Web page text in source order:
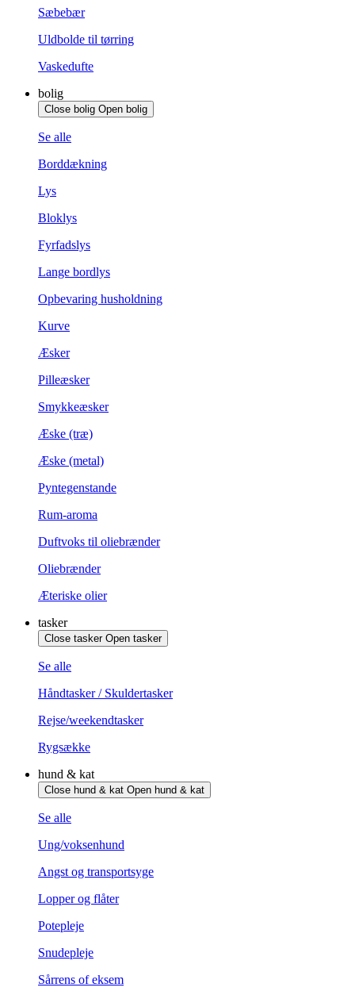
Sæbebær
Uldbolde til tørring
Vaskedufte
bolig
Close bolig Open bolig
Se alle
Borddækning
Lys
Bloklys
Fyrfadslys
Lange bordlys
Opbevaring husholdning
Kurve
Æsker
Pilleæsker
Smykkeæsker
Æske (træ)
Æske (metal)
Pyntegenstande
Rum-aroma
Duftvoks til oliebrænder
Oliebrænder
Æteriske olier
tasker
Close tasker Open tasker
Se alle
Håndtasker / Skuldertasker
Rejse/weekendtasker
Rygsække
hund & kat
Close hund & kat Open hund & kat
Se alle
Ung/voksenhund
Angst og transportsyge
Lopper og flåter
Potepleje
Snudepleje
Sårrens of eksem